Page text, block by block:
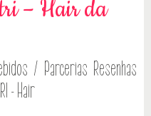
– Hair da
/ Parcerias Resenhas
- Hair